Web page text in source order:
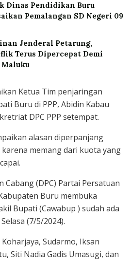
Dinas Pendidikan Buru
Pemalangan SD Negeri 09
Jenderal Petarung,
Terus Dipercepat Demi
Maluku
Ketua Tim penjaringan
Buru di PPP, Abidin Kabau
DPC PPP setempat.
alasan diperpanjang
memang dari kuota yang
Cabang (DPC) Partai Persatuan
Buru membuka
Bupati (Cawabup ) sudah ada
(7/5/2024).
Sudarmo, Iksan
Siti Nadia Gadis Umasugi, dan